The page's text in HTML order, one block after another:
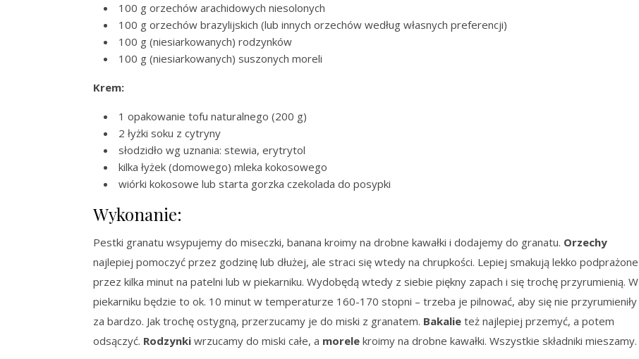
100 g orzechów arachidowych niesolonych
100 g orzechów brazylijskich (lub innych orzechów według własnych preferencji)
100 g (niesiarkowanych) rodzynków
100 g (niesiarkowanych) suszonych moreli
Krem:
1 opakowanie tofu naturalnego (200 g)
2 łyżki soku z cytryny
słodzidło wg uznania: stewia, erytrytol
kilka łyżek (domowego) mleka kokosowego
wiórki kokosowe lub starta gorzka czekolada do posypki
Wykonanie:
Pestki granatu wsypujemy do miseczki, banana kroimy na drobne kawałki i dodajemy do granatu. Orzechy
najlepiej pomoczyć przez godzinę lub dłużej, ale straci się wtedy na chrupkości. Lepiej smakują lekko podprażone
przez kilka minut na patelni lub w piekarniku. Wydobędą wtedy z siebie piękny zapach i się trochę przyrumienią. W
piekarniku będzie to ok. 10 minut w temperaturze 160-170 stopni – trzeba je pilnować, aby się nie przyrumieniły
za bardzo. Jak trochę ostygną, przerzucamy je do miski z granatem. Bakalie też najlepiej przemyć, a potem
odsączyć. Rodzynki wrzucamy do miski całe, a morele kroimy na drobne kawałki. Wszystkie składniki mieszamy.